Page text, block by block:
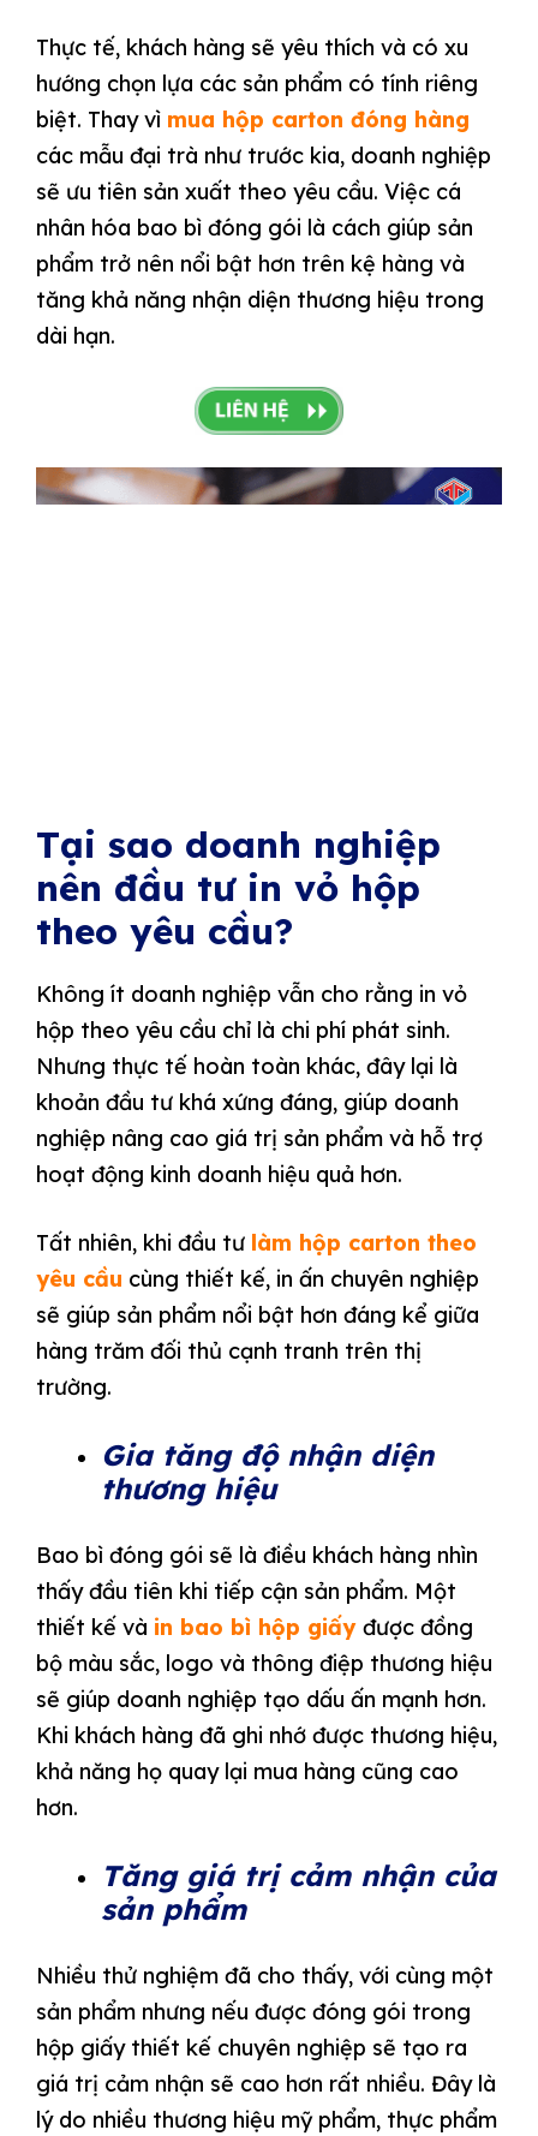
Thực tế, khách hàng sẽ yêu thích và có xu
hướng chọn lựa các sản phẩm có tính riêng
biệt. Thay vì mua hộp carton đóng hàng
các mẫu đại trà như trước kia, doanh nghiệp
sẽ ưu tiên sản xuất theo yêu cầu. Việc cá
nhân hóa bao bì đóng gói là cách giúp sản
phẩm trở nên nổi bật hơn trên kệ hàng và
tăng khả năng nhận diện thương hiệu trong
dài hạn.
Tại sao doanh nghiệp
nên đầu tư in vỏ hộp
theo yêu cầu?
Không ít doanh nghiệp vẫn cho rằng in vỏ
hộp theo yêu cầu chỉ là chi phí phát sinh.
Nhưng thực tế hoàn toàn khác, đây lại là
khoản đầu tư khá xứng đáng, giúp doanh
nghiệp nâng cao giá trị sản phẩm và hỗ trợ
hoạt động kinh doanh hiệu quả hơn.
Tất nhiên, khi đầu tư làm hộp carton theo
yêu cầu cùng thiết kế, in ấn chuyên nghiệp
sẽ giúp sản phẩm nổi bật hơn đáng kể giữa
hàng trăm đối thủ cạnh tranh trên thị
trường.
Gia tăng độ nhận diện
thương hiệu
Bao bì đóng gói sẽ là điều khách hàng nhìn
thấy đầu tiên khi tiếp cận sản phẩm. Một
thiết kế và in bao bì hộp giấy được đồng
bộ màu sắc, logo và thông điệp thương hiệu
sẽ giúp doanh nghiệp tạo dấu ấn mạnh hơn.
Khi khách hàng đã ghi nhớ được thương hiệu,
khả năng họ quay lại mua hàng cũng cao
hơn.
Tăng giá trị cảm nhận của
sản phẩm
Nhiều thử nghiệm đã cho thấy, với cùng một
sản phẩm nhưng nếu được đóng gói trong
hộp giấy thiết kế chuyên nghiệp sẽ tạo ra
giá trị cảm nhận sẽ cao hơn rất nhiều. Đây là
lý do nhiều thương hiệu mỹ phẩm, thực phẩm